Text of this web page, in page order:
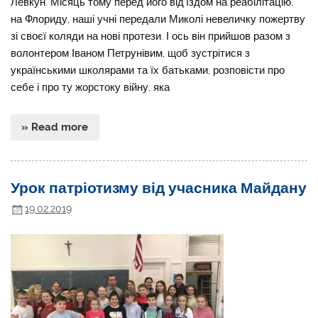
на Флориду, наші учні передали Миколі невеличку пожертву
зі своєї коляди на нові протези. І ось він прийшов разом з
волонтером Іваном Петрунівим, щоб зустрітися з
українськими школярами та їх батьками, розповісти про
себе і про ту жорстоку війну, яка
» Read more
Урок патріотизму від учасника Майдану
19.02.2019